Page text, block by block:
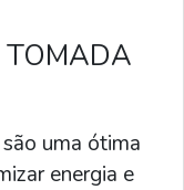
TOMADA
uma ótima
energia e